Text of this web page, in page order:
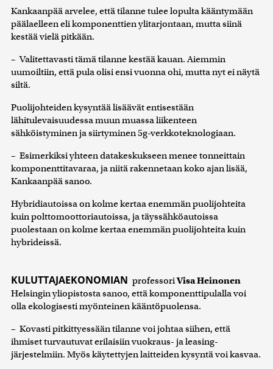
Kankaanpää arvelee, että tilanne tulee lopulta kääntymään
päälaelleen eli komponenttien ylitarjontaan, mutta siinä
kestää vielä pitkään.
– Valitettavasti tämä tilanne kestää kauan. Aiemmin
uumoiltiin, että pula olisi ensi vuonna ohi, mutta nyt ei näytä
siltä.
Puolijohteiden kysyntää lisäävät entisestään
lähitulevaisuudessa muun muassa liikenteen
sähköistyminen ja siirtyminen 5g-verkkoteknologiaan.
– Esimerkiksi yhteen datakeskukseen menee tonneittain
komponenttitavaraa, ja niitä rakennetaan koko ajan lisää,
Kankaanpää sanoo.
Hybridiautoissa on kolme kertaa enemmän puolijohteita
kuin polttomoottoriautoissa, ja täyssähköautoissa
puolestaan on kolme kertaa enemmän puolijohteita kuin
hybrideissä.
KULUTTAJAEKONOMIAN professoriVisa Heinonen
Helsingin yliopistosta sanoo, että komponenttipulalla voi
olla ekologisesti myönteinen kääntöpuolensa.
– Kovasti pitkittyessään tilanne voi johtaa siihen, että
ihmiset turvautuvat erilaisiin vuokraus- ja leasing-
järjestelmiin. Myös käytettyjen laitteiden kysyntä voi kasvaa.